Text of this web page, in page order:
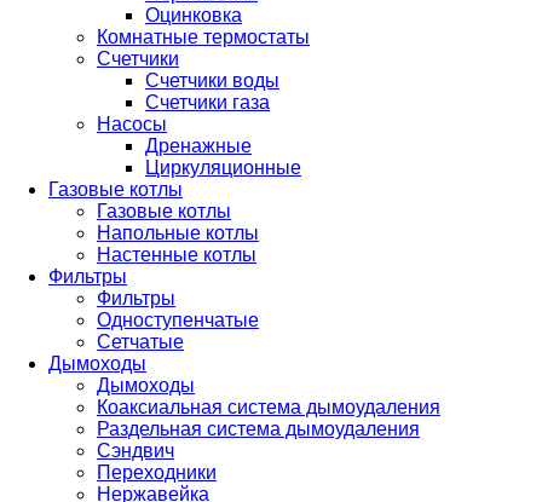
Оцинковка
Комнатные термостаты
Счетчики
Счетчики воды
Счетчики газа
Насосы
Дренажные
Циркуляционные
Газовые котлы
Газовые котлы
Напольные котлы
Настенные котлы
Фильтры
Фильтры
Одноступенчатые
Сетчатые
Дымоходы
Дымоходы
Коаксиальная система дымоудаления
Раздельная система дымоудаления
Сэндвич
Переходники
Нержавейка